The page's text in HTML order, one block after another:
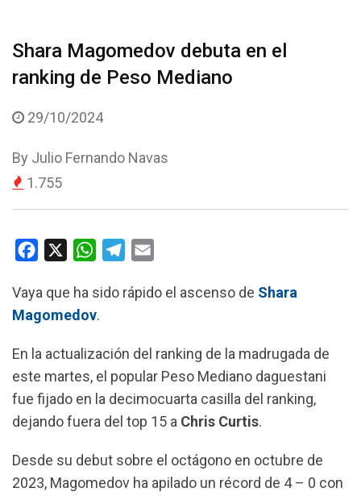
Shara Magomedov debuta en el
ranking de Peso Mediano
29/10/2024
By Julio Fernando Navas
1.755
c
e
o
o
k
W
a
t
A
p
p
l
r
a
m
a
Vaya que ha sido rápido el ascenso de Shara
Magomedov.
En la actualización del ranking de la madrugada de
este martes, el popular Peso Mediano daguestani
fue fijado en la decimocuarta casilla del ranking,
dejando fuera del top 15 a Chris Curtis.
Desde su debut sobre el octágono en octubre de
2023, Magomedov ha apilado un récord de 4 – 0 con